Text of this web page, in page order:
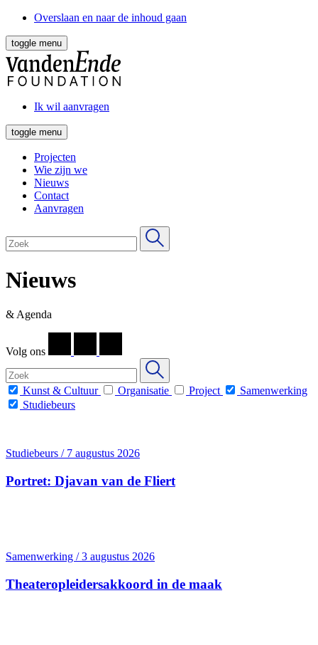
Overslaan en naar de inhoud gaan
toggle menu
Ik wil aanvragen
toggle menu
Projecten
Wie zijn we
Nieuws
Contact
Aanvragen
Nieuws
& Agenda
Volg ons
Kunst & Cultuur Organisatie Project
Samenwerking
Studiebeurs
Studiebeurs / 7 augustus 2026
Portret: Djavan van de Fliert
Samenwerking / 3 augustus 2026
Theater­opleiders­akkoord in de maak